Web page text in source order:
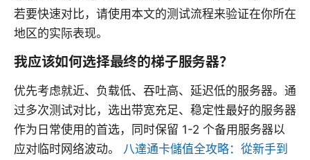
若要快速对比，请使用本文的测试流程来验证在你所在
地区的实际表现。
我应该如何选择最终的梯子服务器？
优先考虑就近、负载低、吞吐高、延迟低的服务器。通
过多次测试对比，选出带宽充足、稳定性最好的服务器
作为日常使用的首选，同时保留 1-2 个备用服务器以
应对临时网络波动。 八達通卡儲值全攻略：從新手到